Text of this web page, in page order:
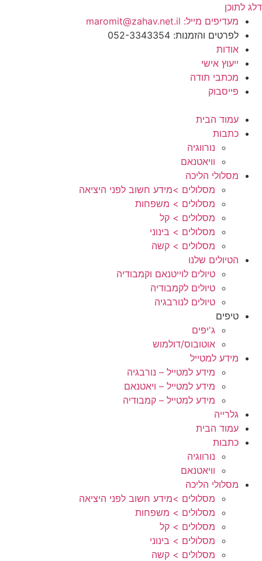
דלג לתוכן
מעדיפים מייל: maromit@zahav.net.il‏
לפרטים והזמנות: 052-3343354
אודות
ייעוץ אישי
מכתבי תודה
פייסבוק
עמוד הבית
כתבות
נורווגיה
וויאטנאם
מסלולי הליכה
מסלולים >מידע חשוב לפני היציאה
מסלולים > משפחות
מסלולים > קל
מסלולים > בינוני
מסלולים > קשה
הטיולים שלנו
טיולים לוייטנאם וקמבודיה
טיולים לקמבודיה
טיולים לנורבגיה
טיפים
ג'יפים
אוטובוס/דולמוש
מידע למטייל
מידע למטייל – נורבגיה
מידע למטייל – ויאטנאם
מידע למטייל – קמבודיה
גלרייה
עמוד הבית
כתבות
נורווגיה
וויאטנאם
מסלולי הליכה
מסלולים >מידע חשוב לפני היציאה
מסלולים > משפחות
מסלולים > קל
מסלולים > בינוני
מסלולים > קשה